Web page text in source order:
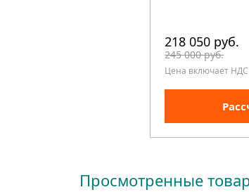
218 050 руб.
245 000 руб.
Цена включает НДС
Просмотренные